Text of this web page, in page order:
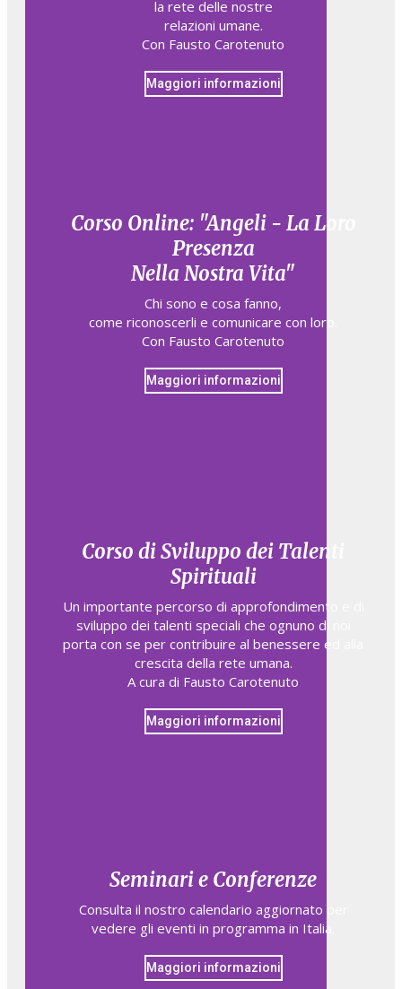
la rete delle nostre
relazioni umane.
Con Fausto Carotenuto
Maggiori informazioni
Corso Online: "Angeli - La Loro
Presenza
Nella Nostra Vita"
Chi sono e cosa fanno,​
come riconoscerli e comunicare con loro.​
Con Fausto Carotenuto
Maggiori informazioni
Corso di Sviluppo dei Talenti
Spirituali
Un importante percorso di approfondimento e di
sviluppo dei talenti speciali che ognuno di noi
porta con se per contribuire al benessere ed alla
crescita della rete umana.
A cura di Fausto Carotenuto
Maggiori informazioni
Seminari e Conferenze
Consulta il nostro calendario aggiornato per
vedere gli eventi in programma in Italia.
Maggiori informazioni